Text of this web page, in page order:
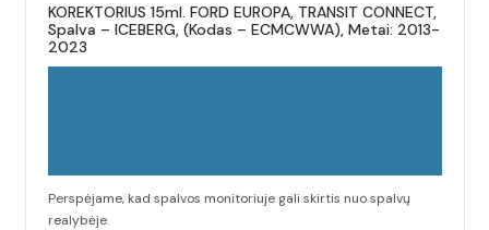
KOREKTORIUS 15ml. FORD EUROPA, TRANSIT CONNECT,
Spalva – ICEBERG, (Kodas – ECMCWWA), Metai: 2013-
2023
Perspėjame, kad spalvos monitoriuje gali skirtis nuo spalvų
realybėje.